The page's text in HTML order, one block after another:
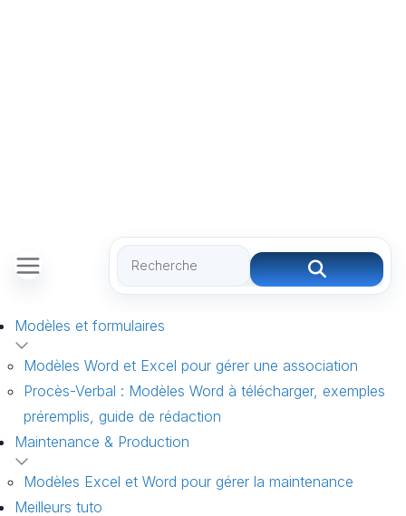
Modèles et formulaires
Modèles Word et Excel pour gérer une association
Procès-Verbal : Modèles Word à télécharger, exemples
préremplis, guide de rédaction
Maintenance & Production
Modèles Excel et Word pour gérer la maintenance
Meilleurs tuto